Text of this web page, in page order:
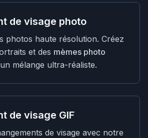
de visage photo
photos haute résolution. Créez
et des mèmes photo
mélange ultra-réaliste.
de visage GIF
de visage avec notre